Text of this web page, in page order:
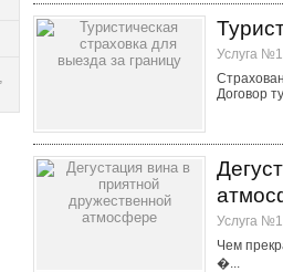
Услуга
Договор
Услуга
Чем
�...